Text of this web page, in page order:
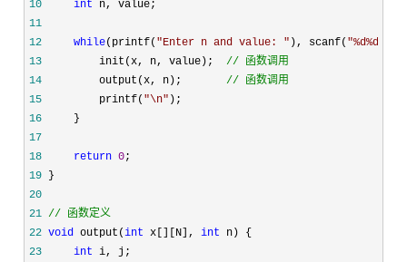
10 int
11
12
while(printf( "Enter n and value: " ), scanf( "%d%d
13
         init(x, n, value);
// 函数调用
14
         output(x, n);
// 函数调用
15
         printf(
"\n"
16
17
18
return 0
19
20
21 // 函数定义
22 void output(int x[][N], int
23
int